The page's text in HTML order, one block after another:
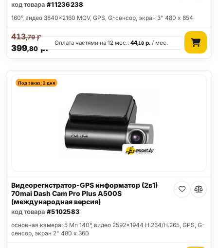
код товара #11236238
160°, видео 3840x2160 MOV, GPS, G-сенсор, экран 3" 480 x 854
399,80р.
413,79р.
Оплата частями на 12 мес.:44,18 р. / мес.
Под заказ, 2 дня
Видеорегистратор-GPS информатор (2в1)
70mai Dash Cam Pro Plus A500S
(международная версия)
код товара #5102583
основная камера: 5 Мп 140°, видео 2592x1944 H.264/H.265, GPS, G-
сенсор, экран 2" 480 x 360